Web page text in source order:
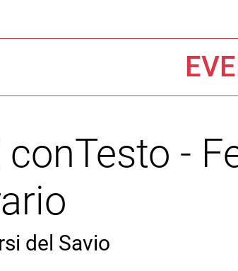
conTesto -
del Savio